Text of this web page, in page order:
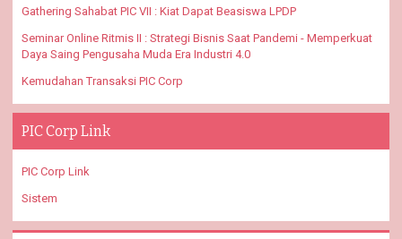
Gathering Sahabat PIC VII : Kiat Dapat Beasiswa LPDP
Seminar Online Ritmis II : Strategi Bisnis Saat Pandemi - Memperkuat
Daya Saing Pengusaha Muda Era Industri 4.0
Kemudahan Transaksi PIC Corp
PIC Corp Link
PIC Corp Link
Sistem